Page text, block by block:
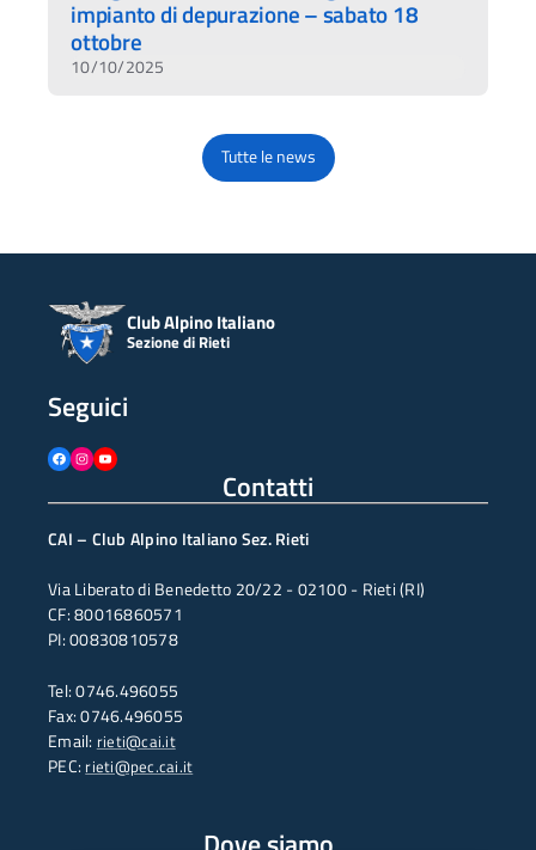
impianto di depurazione – sabato 18
ottobre
10/10/2025
Tutte le news
Club Alpino Italiano
Sezione di Rieti
Seguici
Facebook Instagram YouTube
Contatti
CAI – Club Alpino Italiano Sez. Rieti
Via Liberato di Benedetto 20/22 - 02100 - Rieti (RI)
CF: 80016860571
PI: 00830810578
Tel: 0746.496055
Fax: 0746.496055
Email: rieti@cai.it
PEC: rieti@pec.cai.it